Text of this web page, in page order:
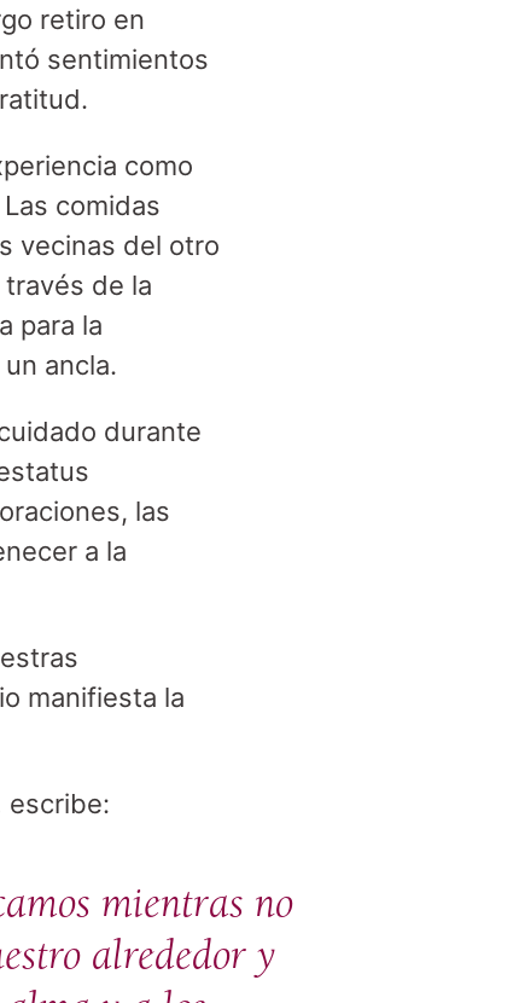
retiro en
sentimientos
como
comidas
vecinas del otro
de la
para la
ancla.
durante
las
a la
manifiesta la
escribe:
mientras no
alrededor y